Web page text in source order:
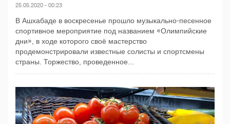
25.05.2020 - 00:23
В Ашхабаде в воскресенье прошло музыкально-песенное
спортивное мероприятие под названием «Олимпийские
дни», в ходе которого своё мастерство
продемонстрировали известные солисты и спортсмены
страны. Торжество, проведенное...